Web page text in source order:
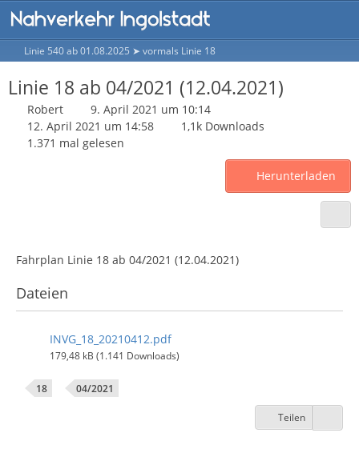
Linie 540 ab 01.08.2025 ➤ vormals Linie 18
Linie 18 ab 04/2021 (12.04.2021)
Robert
9. April 2021 um 10:14
12. April 2021 um 14:58
1,1k Downloads
1.371 mal gelesen
Herunterladen
Fahrplan Linie 18 ab 04/2021 (12.04.2021)
Dateien
INVG_18_20210412.pdf
179,48 kB (1.141 Downloads)
18 04/2021
Teilen